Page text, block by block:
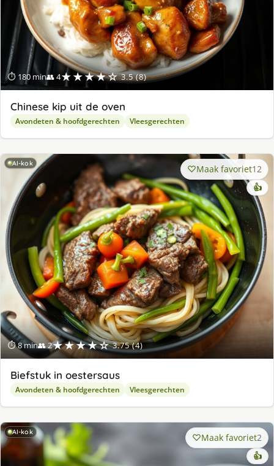
⏱ 180 min👥 4★★★★☆ 3.5 (8)
Chinese kip uit de oven
Avondeten & hoofdgerechten Vleesgerechten
AI-kok
⏱ 8 min👥 2★★★★☆ 3.75 (4)
Maak favoriet12
👍
Biefstuk in oestersaus
Avondeten & hoofdgerechten Vleesgerechten
AI-kok Maak favoriet2
👍